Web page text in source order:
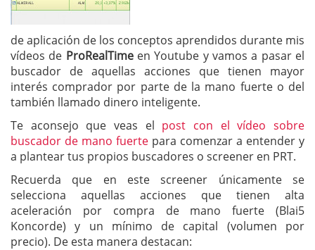
de aplicación de los conceptos aprendidos durante mis
vídeos de ProRealTimeen Youtube y vamos a pasar el
buscador de aquellas acciones que tienen mayor
interés comprador por parte de la mano fuerte o del
también llamado dinero inteligente.
Te aconsejo que veas el post con el vídeo sobre
buscador de mano fuerte para comenzar a entender y
a plantear tus propios buscadores o screener en PRT.
Recuerda que en este screener únicamente se
selecciona aquellas acciones que tienen alta
aceleración por compra de mano fuerte (Blai5
Koncorde) y un mínimo de capital (volumen por
precio). De esta manera destacan: